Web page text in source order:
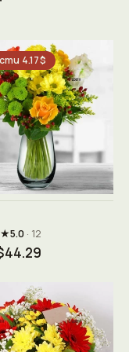
4.17$
5.0· 12